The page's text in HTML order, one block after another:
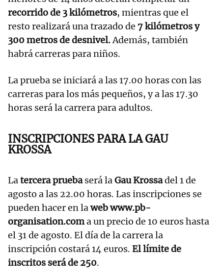
recorrido de 3 kilómetros, mientras que el
resto realizará una trazado de 7 kilómetros y
300 metros de desnivel.Además, también
habrá carreras para niños.
La prueba se iniciará a las 17.00 horas con las
carreras para los más pequeños, y a las 17.30
horas será la carrera para adultos.
INSCRIPCIONES PARA LA GAU
KROSSA
Latercera pruebaserá laGau Krossadel 1 de
agosto a las 22.00 horas. Las inscripciones se
pueden hacer en laweb www.pb-
organisation.coma un precio de 10 euros hasta
el 31 de agosto. El día de la carrera la
inscripción costará 14 euros. El límite de
inscritos será de 250.